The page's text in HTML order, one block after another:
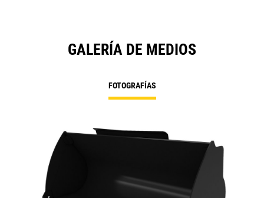
GALERÍA DE MEDIOS
FOTOGRAFÍAS